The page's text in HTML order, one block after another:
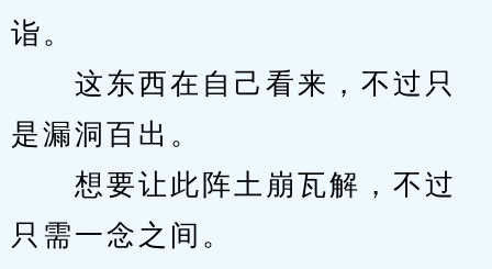
诣。
这东西在自己看来，不过只
是漏洞百出。
想要让此阵土崩瓦解，不过
只需一念之间。